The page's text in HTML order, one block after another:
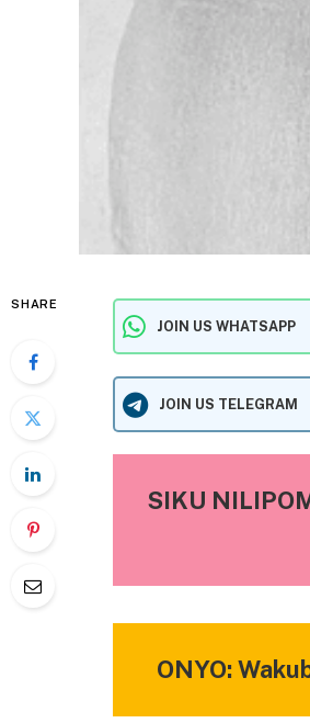
SHARE
JOIN US WHATSAPP
JOIN US TELEGRAM
SIKU
ONYO: